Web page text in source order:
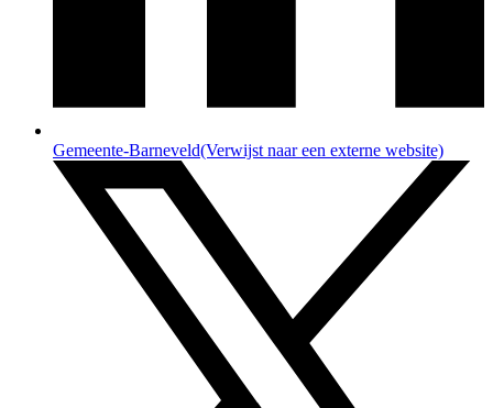
Gemeente-Barneveld(Verwijst naar een externe website)